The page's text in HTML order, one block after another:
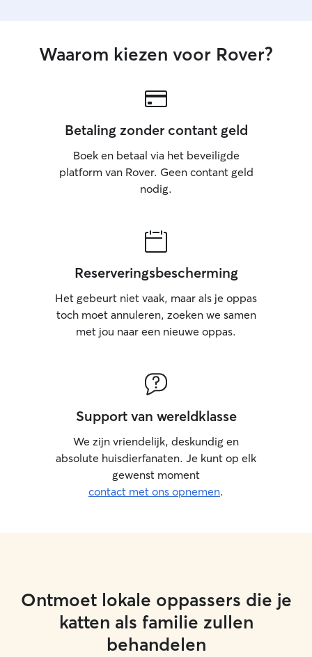
Waarom kiezen voor Rover?
Betaling zonder contant geld
Boek en betaal via het beveiligde
platform van Rover. Geen contant geld
nodig.
Reserveringsbescherming
Het gebeurt niet vaak, maar als je oppas
toch moet annuleren, zoeken we samen
met jou naar een nieuwe oppas.
Support van wereldklasse
We zijn vriendelijk, deskundig en
absolute huisdierfanaten. Je kunt op elk
gewenst moment
contact met ons opnemen.
Ontmoet lokale oppassers die je
katten als familie zullen
behandelen